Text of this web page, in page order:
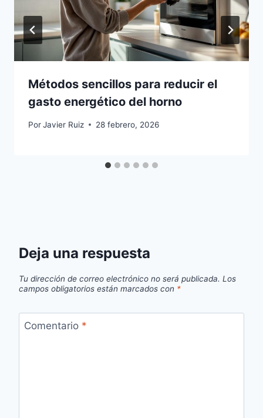
Métodos sencillos para reducir el
gasto energético del horno
PorJavier Ruiz 28 febrero, 2026
Deja una respuesta
Tu dirección de correo electrónico no será publicada. Los
campos obligatorios están marcados con *
Comentario *